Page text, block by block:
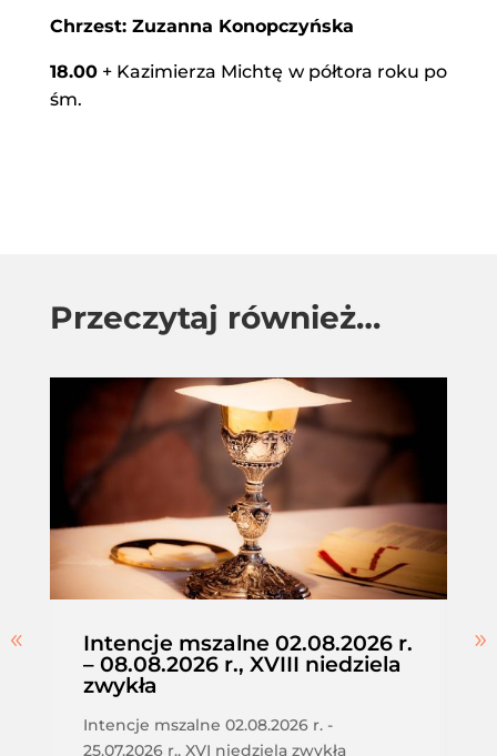
Chrzest: Zuzanna Konopczyńska
18.00+ Kazimierza Michtę w półtora roku po
śm.
Przeczytaj również…
Intencje mszalne 02.08.2026 r.
– 08.08.2026 r., XVIII niedziela
zwykła
Intencje mszalne 02.08.2026 r. -
25.07.2026 r., XVI niedziela zwykła